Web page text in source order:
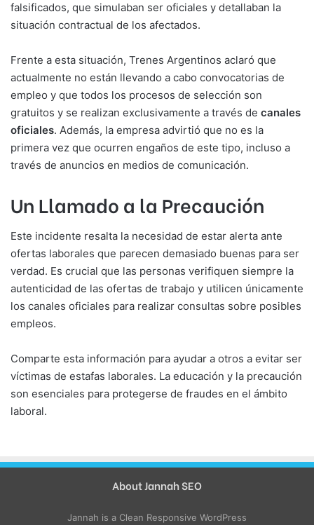
falsificados, que simulaban ser oficiales y detallaban la
situación contractual de los afectados.
Frente a esta situación, Trenes Argentinos aclaró que
actualmente no están llevando a cabo convocatorias de
empleo y que todos los procesos de selección son
gratuitos y se realizan exclusivamente a través de canales
oficiales. Además, la empresa advirtió que no es la
primera vez que ocurren engaños de este tipo, incluso a
través de anuncios en medios de comunicación.
Un Llamado a la Precaución
Este incidente resalta la necesidad de estar alerta ante
ofertas laborales que parecen demasiado buenas para ser
verdad. Es crucial que las personas verifiquen siempre la
autenticidad de las ofertas de trabajo y utilicen únicamente
los canales oficiales para realizar consultas sobre posibles
empleos.
Comparte esta información para ayudar a otros a evitar ser
víctimas de estafas laborales. La educación y la precaución
son esenciales para protegerse de fraudes en el ámbito
laboral.
About Jannah SEO
Jannah is a Clean Responsive WordPress